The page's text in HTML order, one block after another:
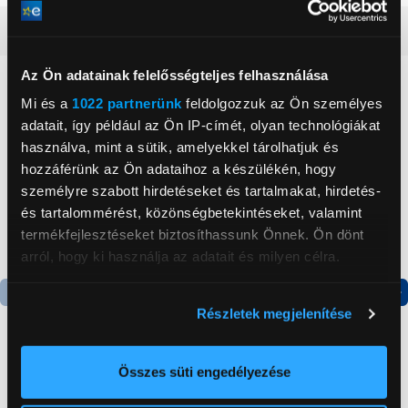
Az Ön adatainak felelősségteljes felhasználása
Mi és a 1022 partnerünk feldolgozzuk az Ön személyes
adatait, így például az Ön IP-címét, olyan technológiákat
használva, mint a sütik, amelyekkel tárolhatjuk és
hozzáférünk az Ön adataihoz a készülékén, hogy
személyre szabott hirdetéseket és tartalmakat, hirdetés-
és tartalommérést, közönségbetekintéseket, valamint
termékfejlesztéseket biztosíthassunk Önnek. Ön dönt
arról, hogy ki használja az adatait és milyen célra.
elhelyezkedéséről pár méteres pontossággal
Az Ön készülékén beazonosítása annak konkrét
Részletek megjelenítése
Összes süti engedélyezése
Neked ajánljuk
Gorenje NRS8182KX Side
by side hűtőszekrény
Termék adatlap
Gorenje N619EAXL4
Alulfagyasztós